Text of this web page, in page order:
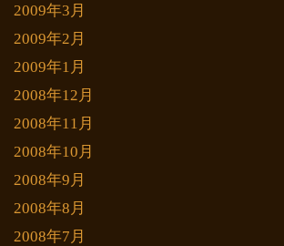
2009年3月
2009年2月
2009年1月
2008年12月
2008年11月
2008年10月
2008年9月
2008年8月
2008年7月